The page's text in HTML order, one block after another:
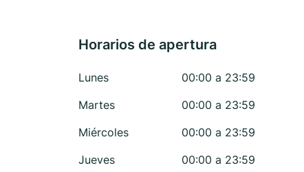
Horarios de apertura
Lunes
00:00 a 23:59
Martes
00:00 a 23:59
Miércoles
00:00 a 23:59
Jueves
00:00 a 23:59